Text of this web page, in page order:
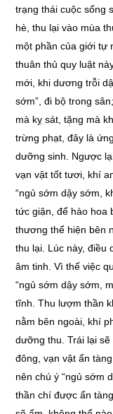
trạng thái cuộc sống
hè, thu lại vào mùa
một phần của giới tự
thuân thủ quy luật
mới, khi dương trỗi
sớm”, đi bộ trong
mà kỵ sát, tặng mà
trừng phạt, đây là
dưỡng sinh. Ngược
vạn vật tốt tươi, khí
“ngủ sớm dậy sớm,
tức giận, để hào hoa
thương thể hiện bên
thu lại. Lúc này, điều
âm tinh. Vì thế việc
“ngủ sớm dậy sớm,
tĩnh. Thu lượm thần
nằm bên ngoài, khí
dưỡng thu. Trái lại
đông, vạn vật ẩn
nên chú ý “ngủ sớm
thần chí được ẩn